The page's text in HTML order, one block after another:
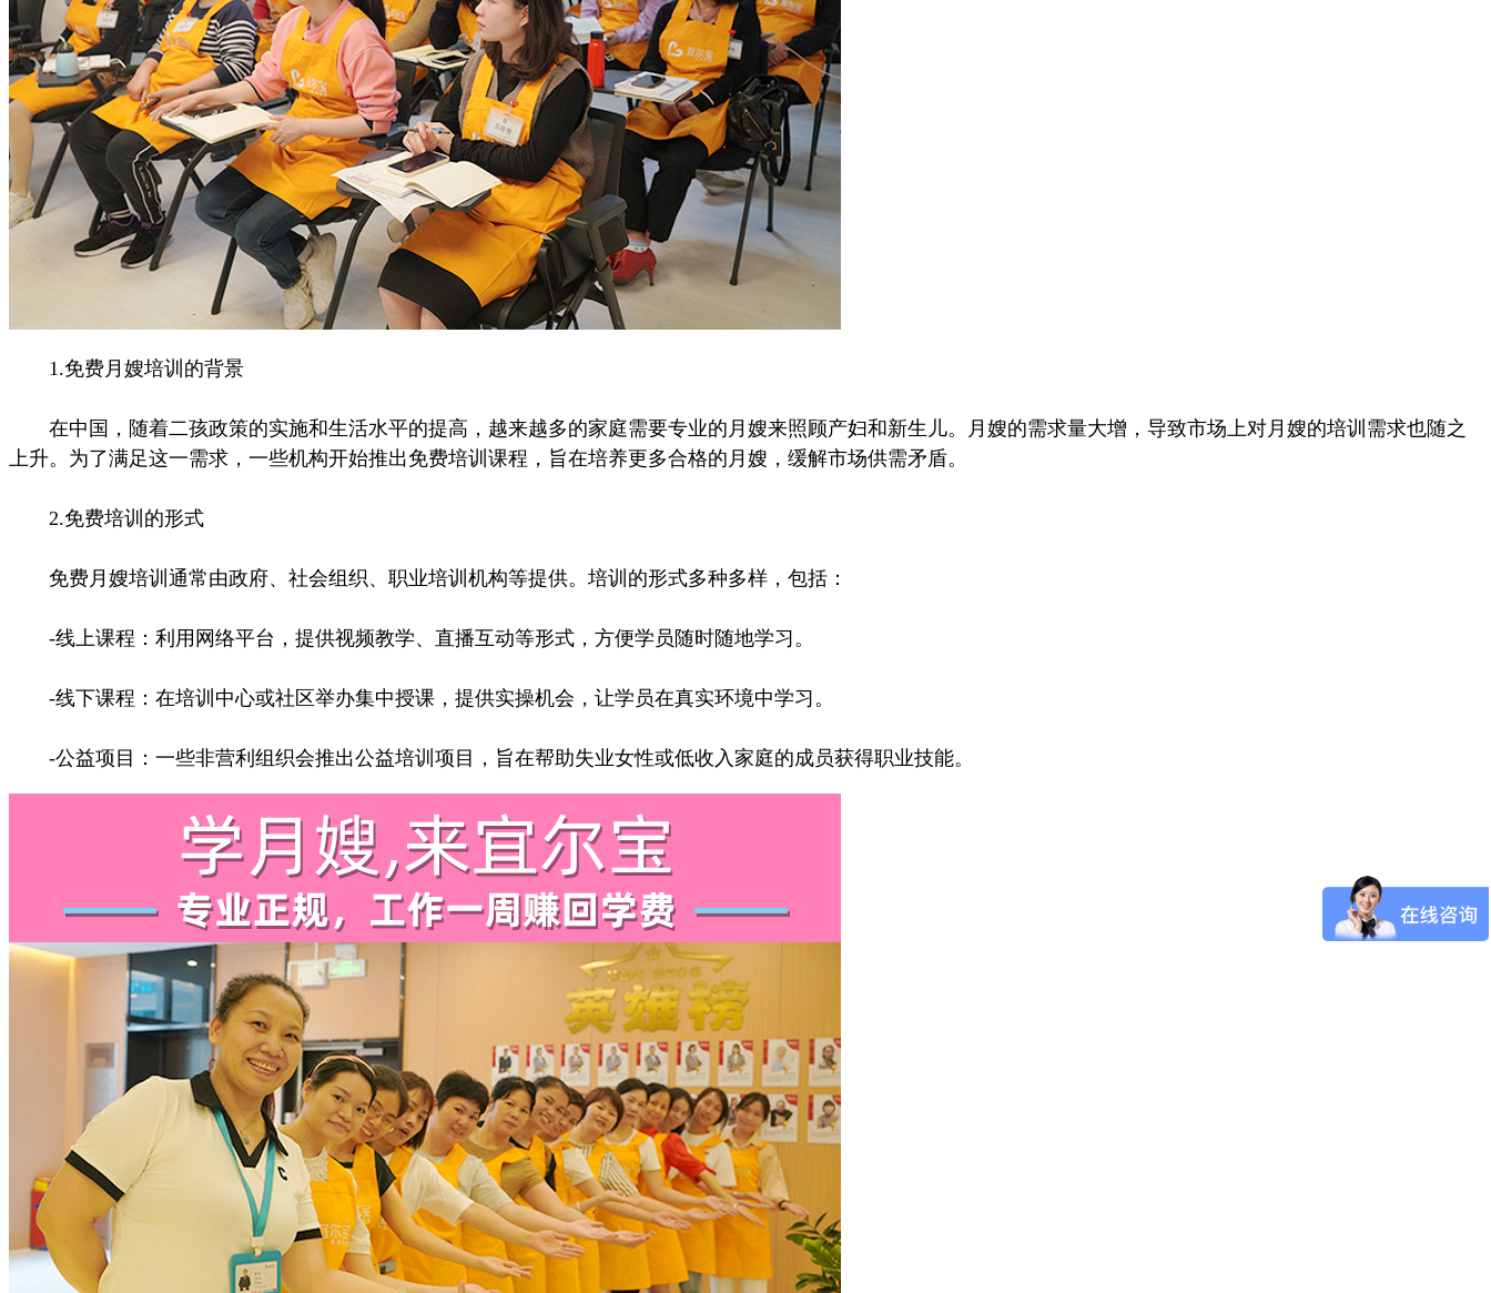
1.免费月嫂培训的背景
在中国，随着二孩政策的实施和生活水平的提高，越来越多的家庭需要专业的月嫂来照顾产妇和新生儿。月嫂的需求量大增，导致市场上对月嫂的培训需求也随之
上升。为了满足这一需求，一些机构开始推出免费培训课程，旨在培养更多合格的月嫂，缓解市场供需矛盾。
2.免费培训的形式
免费月嫂培训通常由政府、社会组织、职业培训机构等提供。培训的形式多种多样，包括：
-线上课程：利用网络平台，提供视频教学、直播互动等形式，方便学员随时随地学习。
-线下课程：在培训中心或社区举办集中授课，提供实操机会，让学员在真实环境中学习。
-公益项目：一些非营利组织会推出公益培训项目，旨在帮助失业女性或低收入家庭的成员获得职业技能。